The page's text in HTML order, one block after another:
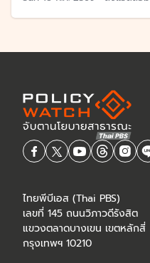
ไทยพีบีเอส (Thai PBS)
เลขที่ 145 ถนนวิภาวดีรังสิต
แขวงตลาดบางเขน เขตหลักสี่
กรุงเทพฯ 10210